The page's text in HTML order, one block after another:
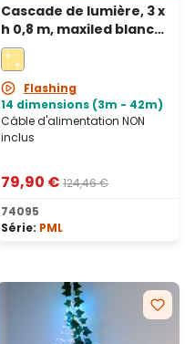
Cascade de lumière, 3 x
h 0,8 m, maxiled blanc
chaud et froid, câble
blanc, prolongeable,
IP67Flashing
14 dimensions (3m - 42m)
Câble d'alimentation NON
inclus
79,90 € 124,46 €
74095
Série: PML